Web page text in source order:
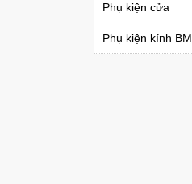
Phụ kiện cửa
Phụ kiện kính BM